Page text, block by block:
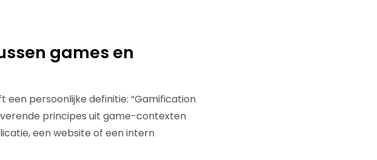
games en
een persoonlijke definitie: “Gamification
principes uit game-contexten
een website of een intern